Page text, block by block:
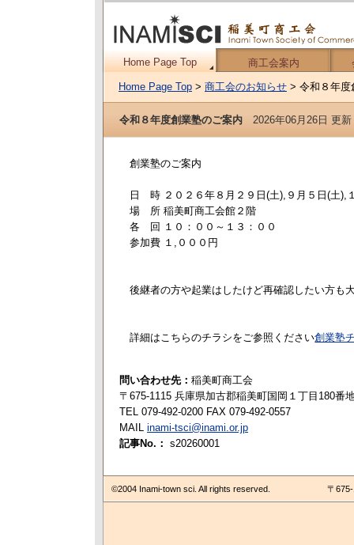
Home Page Top 商工会案内
Home Page Top > 商工会のお知らせ > 令和８年度
令和８年度創業塾のご案内 2026年06月26日 更新
創業塾のご案内
日 時 ２０２６年８月２９日(土),９月５日(土),
場 所 稲美町商工会館２階
各 回 １０：００～１３：００
参加費 １,０００円
後継者の方や起業はしたけど再確認したい方も
詳細はこちらのチラシをご参照ください創業塾
問い合わせ先： 稲美町商工会
〒675-1115 兵庫県加古郡稲美町国岡１丁目180番
TEL 079-492-0200 FAX 079-492-0557
MAIL inami-tsci@inami.or.jp
記事No.： s20260001
〒
©2004 Inami-town sci. All rights reserved.